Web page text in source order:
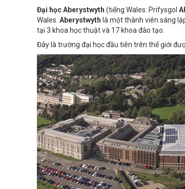
Đại học Aberystwyth (tiếng Wales: Prifysgol
Wales. Aberystwyth là một thành viên sáng
tại 3 khoa học thuật và 17 khoa đào tạo.
Đây là trường đại học đầu tiên trên thế giới